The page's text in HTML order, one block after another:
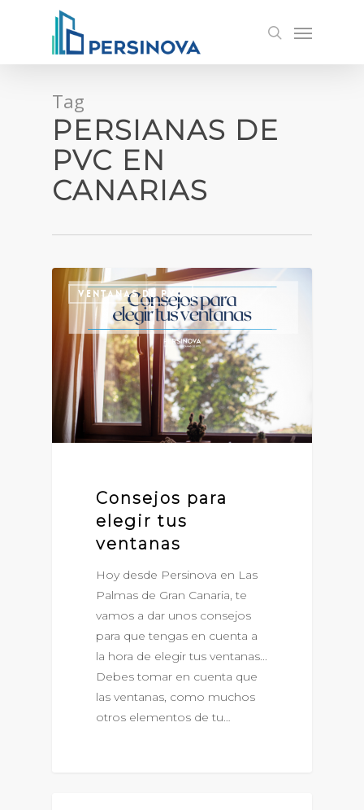
search
Menu
Tag
PERSIANAS DE
PVC EN
CANARIAS
VENTANAS DE PVC
Consejos para
elegir tus
ventanas
Hoy desde Persinova en Las
Palmas de Gran Canaria, te
vamos a dar unos consejos
para que tengas en cuenta a
la hora de elegir tus ventanas...
Debes tomar en cuenta que
las ventanas, como muchos
otros elementos de tu…